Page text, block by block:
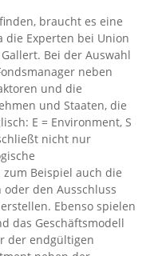
braucht es eine
die Experten bei Union
Bei der Auswahl
neben
und die
und Staaten, die
E = Environment, S
nicht nur
Beispiel auch die
den Ausschluss
Ebenso spielen
das Geschäftsmodell
der endgültigen